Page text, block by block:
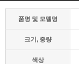
품명 및 모델명
크기, 중량
색상